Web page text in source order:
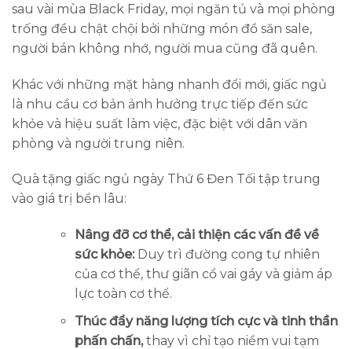
sau vài mùa Black Friday, mọi ngăn tủ và mọi phòng
trống đều chật chội bởi những món đồ săn sale,
người bán không nhớ, người mua cũng đã quên.
Khác với những mặt hàng nhanh đổi mới, giấc ngủ
là nhu cầu cơ bản ảnh hưởng trực tiếp đến sức
khỏe và hiệu suất làm việc, đặc biệt với dân văn
phòng và người trung niên.
Quà tặng giấc ngủ ngày Thứ 6 Đen Tối tập trung
vào giá trị bền lâu:
Nâng đỡ cơ thể, cải thiện các vấn đề về
sức khỏe:Duy trì đường cong tự nhiên
của cơ thể, thư giãn cổ vai gáy và giảm áp
lực toàn cơ thể.
Thúc đẩy năng lượng tích cực và tinh thần
phấn chấn,thay vì chỉ tạo niềm vui tạm